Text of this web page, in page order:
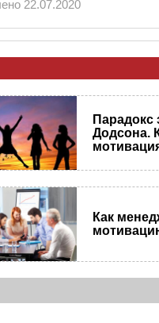
22.07.2020
Парадокс
Додсона.
Как